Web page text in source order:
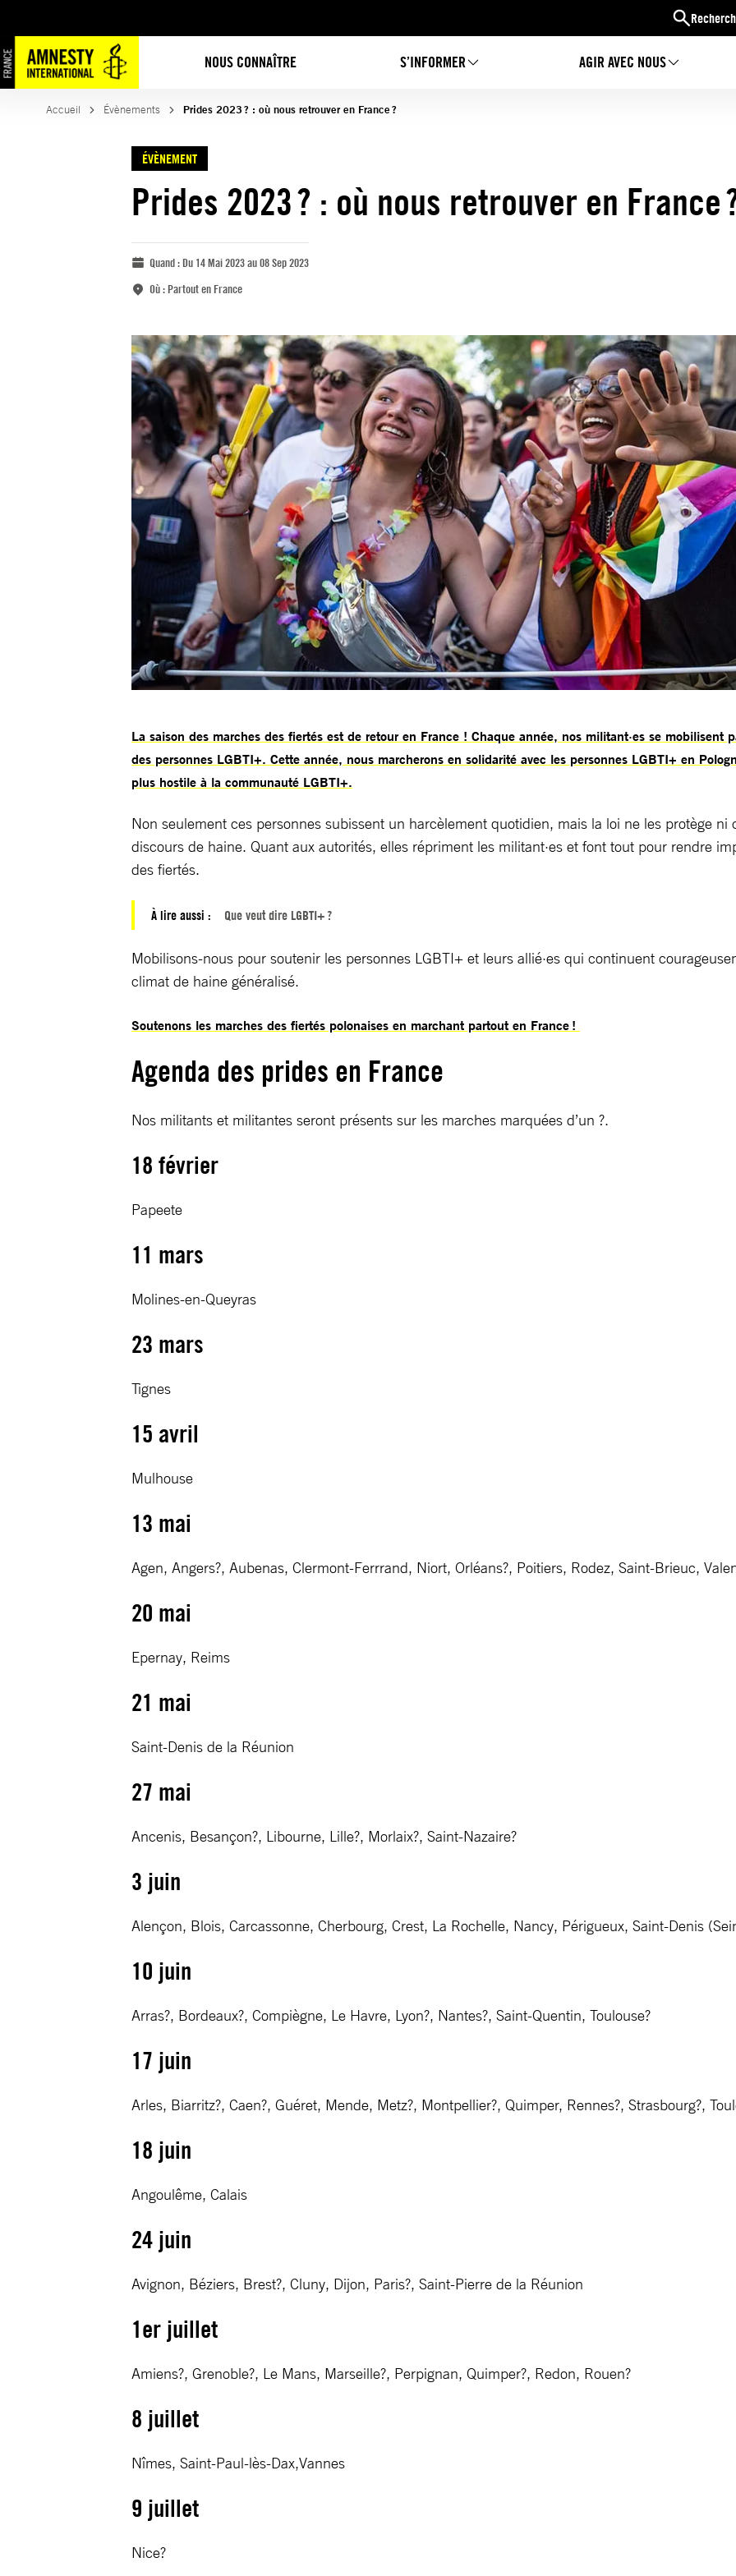
NOUS CONNAÎTRE S’INFORMER AGIR AVEC NOUS
Accueil Évènements Prides 2023 ? : où nous retrouver en France ?
ÉVÈNEMENT
Prides 2023 ? : où nous retrouver en
Quand :Du 14 Mai 2023 au 08 Sep 2023
Où :Partout en France
La saison des marches des fiertés est de retour en France ! Chaque année, nos militant·es se mobilisent
des personnes LGBTI+. Cette année, nous marcherons en solidarité avec les personnes LGBTI+ en
plus hostile à la communauté LGBTI+.
Non seulement ces personnes subissent un harcèlement quotidien, mais la loi ne les protège
discours de haine. Quant aux autorités, elles répriment les militant·es et font tout pour rendre
des fiertés.
À lire aussi : Que veut dire LGBTI+ ?
Mobilisons-nous pour soutenir les personnes LGBTI+ et leurs allié·es qui continuent
climat de haine généralisé.
Soutenons les marches des fiertés polonaises en marchant partout en France !
Agenda des prides en France
Nos militants et militantes seront présents sur les marches marquées d’un ?.
18 février
Papeete
11 mars
Molines-en-Queyras
23 mars
Tignes
15 avril
Mulhouse
13 mai
Agen, Angers?, Aubenas, Clermont-Ferrrand, Niort, Orléans?, Poitiers, Rodez, Saint-Brieuc,
20 mai
Epernay, Reims
21 mai
Saint-Denis de la Réunion
27 mai
Ancenis, Besançon?, Libourne, Lille?, Morlaix?, Saint-Nazaire?
3 juin
Alençon, Blois, Carcassonne, Cherbourg, Crest, La Rochelle, Nancy, Périgueux, Saint-Denis
10 juin
Arras?, Bordeaux?, Compiègne, Le Havre, Lyon?, Nantes?, Saint-Quentin, Toulouse?
17 juin
Arles, Biarritz?, Caen?, Guéret, Mende, Metz?, Montpellier?, Quimper, Rennes?, Strasbourg?,
18 juin
Angoulême, Calais
24 juin
Avignon, Béziers, Brest?, Cluny, Dijon, Paris?, Saint-Pierre de la Réunion
1er juillet
Amiens?, Grenoble?, Le Mans, Marseille?, Perpignan, Quimper?, Redon, Rouen?
8 juillet
Nîmes, Saint-Paul-lès-Dax,Vannes
9 juillet
Nice?